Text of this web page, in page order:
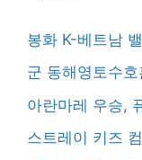
봉화 K-베트남
군 동해영토수
아란마레 우승,
스트레이 키즈